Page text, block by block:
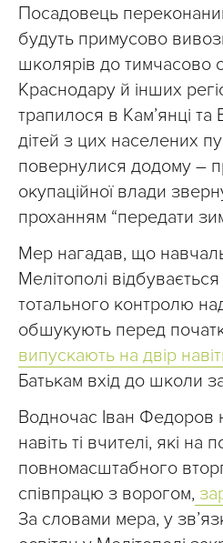
Посадовець
будуть примусово
школярів до тимчасово
Краснодару й інших
трапилося в Кам’янці та
дітей з цих населених
повернулися додому –
окупаційної влади
проханням “передати
Мер нагадав, що
Мелітополі
тотального контролю
обшукують перед
випускають на двір
Батькам вхід до школи
Водночас Іван Федоров
навіть ті вчителі, які на
повномасштабного
співпрацю з ворогом,
За словами мера, у